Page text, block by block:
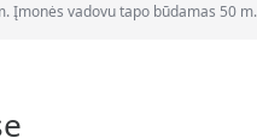
vadovu tapo būdamas 50